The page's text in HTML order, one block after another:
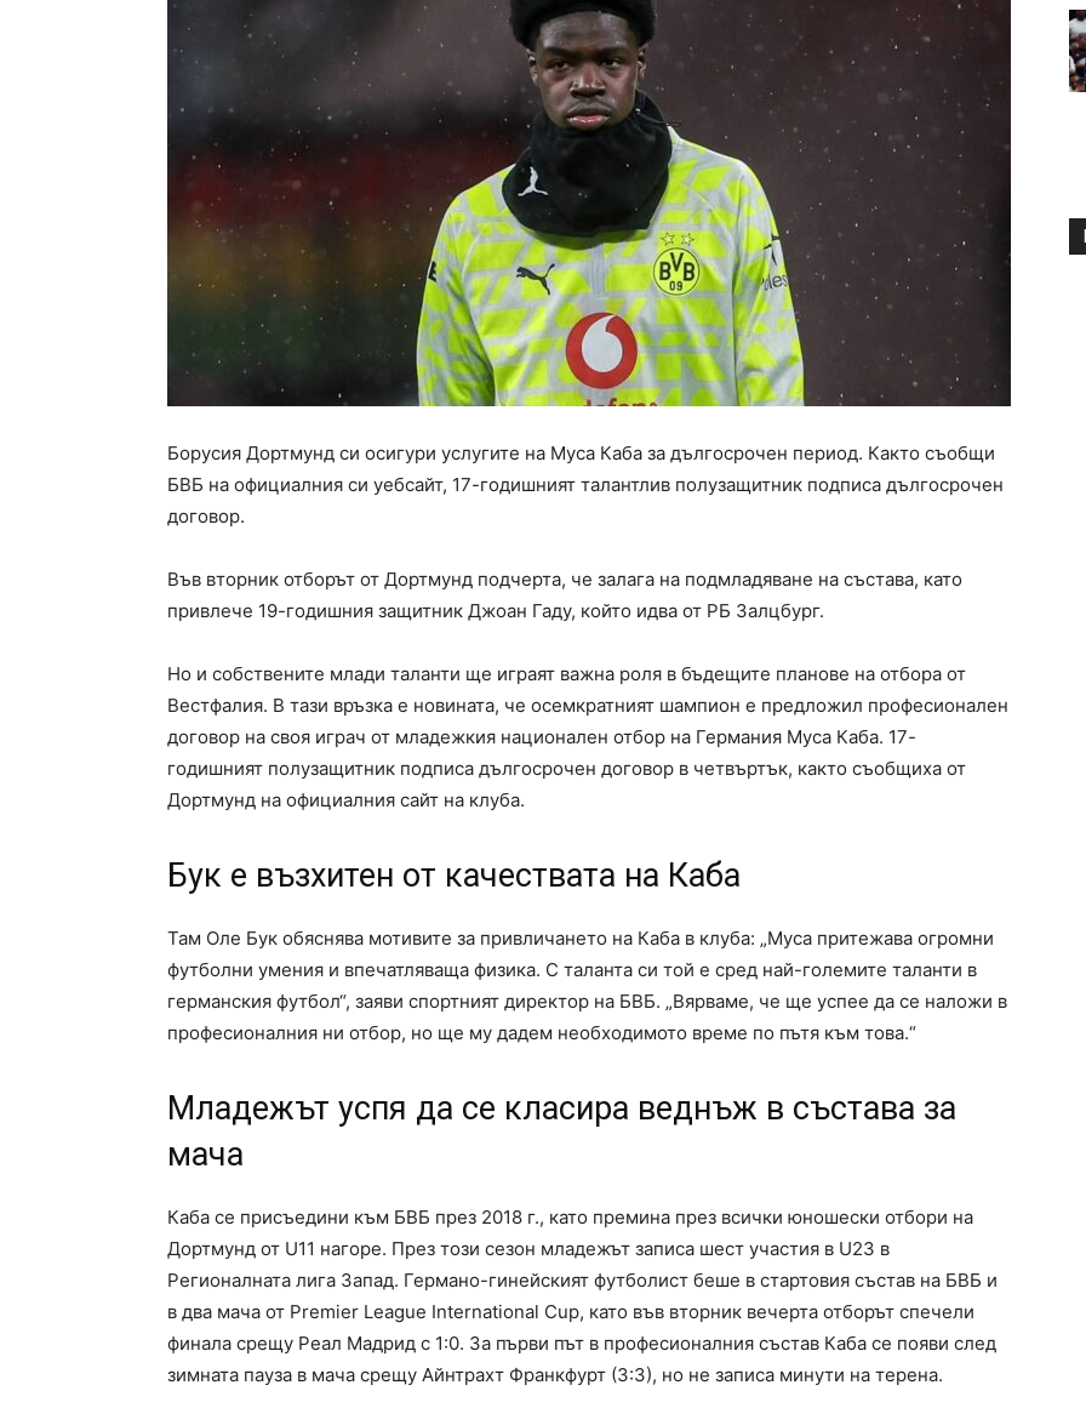
Борусия Дортмунд си осигури услугите на Муса Каба за дългосрочен период. Както съобщи
БВБ на официалния си уебсайт, 17-годишният талантлив полузащитник подписа дългосрочен
договор.
Във вторник отборът от Дортмунд подчерта, че залага на подмладяване на състава, като
привлече 19-годишния защитник Джоан Гаду, който идва от РБ Залцбург.
Но и собствените млади таланти ще играят важна роля в бъдещите планове на отбора от
Вестфалия. В тази връзка е новината, че осемкратният шампион е предложил професионален
договор на своя играч от младежкия национален отбор на Германия Муса Каба. 17-
годишният полузащитник подписа дългосрочен договор в четвъртък, както съобщиха от
Дортмунд на официалния сайт на клуба.
Бук е възхитен от качествата на Каба
Там Оле Бук обяснява мотивите за привличането на Каба в клуба: „Муса притежава огромни
футболни умения и впечатляваща физика. С таланта си той е сред най-големите таланти в
германския футбол“, заяви спортният директор на БВБ. „Вярваме, че ще успее да се наложи в
професионалния ни отбор, но ще му дадем необходимото време по пътя към това.“
Младежът успя да се класира веднъж в състава за
мача
Каба се присъедини към БВБ през 2018 г., като премина през всички юношески отбори на
Дортмунд от U11 нагоре. През този сезон младежът записа шест участия в U23 в
Регионалната лига Запад. Германо-гинейският футболист беше в стартовия състав на БВБ и
в два мача от Premier League International Cup, като във вторник вечерта отборът спечели
финала срещу Реал Мадрид с 1:0. За първи път в професионалния състав Каба се появи след
зимната пауза в мача срещу Айнтрахт Франкфурт (3:3), но не записа минути на терена.